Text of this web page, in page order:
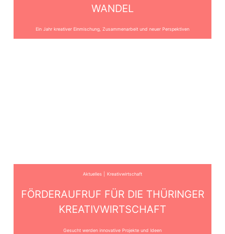
WANDEL
Ein Jahr kreativer Einmischung, Zusammenarbeit und neuer Perspektiven
Aktuelles Kreativwirtschaft
FÖRDERAUFRUF FÜR DIE THÜRINGER
KREATIVWIRTSCHAFT
Gesucht werden innovative Projekte und Ideen